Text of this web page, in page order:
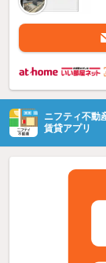
ニフティ不動
賃貸アプリ